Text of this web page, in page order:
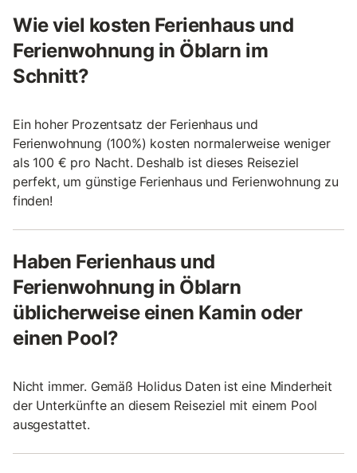
Wie viel kosten Ferienhaus und
Ferienwohnung in Öblarn im
Schnitt?
Ein hoher Prozentsatz der Ferienhaus und
Ferienwohnung (100%) kosten normalerweise weniger
als 100 € pro Nacht. Deshalb ist dieses Reiseziel
perfekt, um günstige Ferienhaus und Ferienwohnung zu
finden!
Haben Ferienhaus und
Ferienwohnung in Öblarn
üblicherweise einen Kamin oder
einen Pool?
Nicht immer. Gemäß Holidus Daten ist eine Minderheit
der Unterkünfte an diesem Reiseziel mit einem Pool
ausgestattet.